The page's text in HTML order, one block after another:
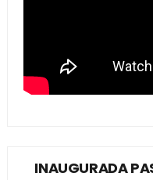
INAUGURADA